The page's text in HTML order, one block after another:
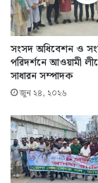
সংসদ অধিবেশন ও
পরিদর্শনে আওয়ামী
সাধারন সম্পাদক
জুন ২৪, ২০২৬